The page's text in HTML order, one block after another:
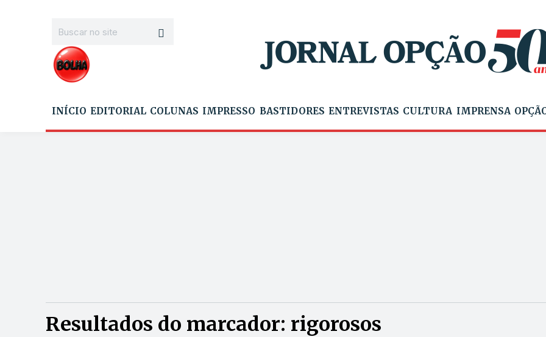
INÍCIO EDITORIAL COLUNAS IMPRESSO BASTIDORES ENTREVISTAS CULTURA IMPRENSA
Resultados do marcador: rigorosos